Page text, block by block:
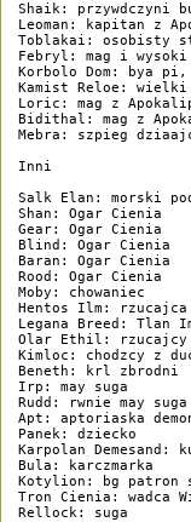
Shaik: przywdczyni
Leoman: kapitan z
Toblakai: osobisty
Febryl: mag i
Korbolo Dom: bya pi,
Kamist Reloe: wielki
Loric: mag z
Bidithal: mag z
Mebra: szpieg
Inni
Salk Elan: morski
Shan: Ogar Cienia
Gear: Ogar Cienia
Blind: Ogar Cienia
Baran: Ogar Cienia
Rood: Ogar Cienia
Moby: chowaniec
Hentos Ilm: rzucajca
Legana Breed: Tlan
Olar Ethil: rzucajcy
Kimloc: chodzcy z
Beneth: krl zbrodni
Irp: may suga
Rudd: rwnie may suga
Apt: aptoriaska
Panek: dziecko
Karpolan Demesand:
Bula: karczmarka
Kotylion: bg patron
Tron Cienia: wadca
Rellock: suga